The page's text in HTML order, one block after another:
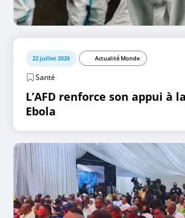
22 juillet 2026 Actualité Monde
Santé
L’AFD renforce son appui à
Ebola